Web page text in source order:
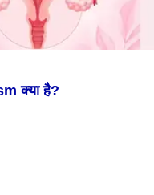
क्या है?